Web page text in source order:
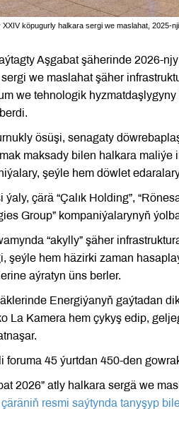
köpugurly halkara sergi we maslahat, 2025-
Aşgabat şäherinde 2026-
we maslahat şäher
we tehnologik
ösüşi, senagaty
maksady bilen halkara
şeýle hem döwlet
çärä “Çalık Holding”,
Group” kompaniýalarynyň
“akylly” şäher
şeýle hem häzirki zaman
aýratyn üns berler.
Energiýanyň gaýtadan
La Kamera hem çykyş edip,
foruma 45 ýurtdan 450-den
2026” atly halkara sergä we
resmi saýtynda tanyşyp